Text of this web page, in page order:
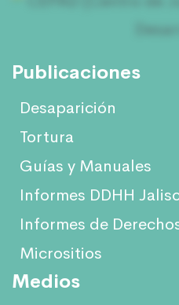
Publicaciones
Desaparición
Tortura
Guías y Manuales
Informes DDHH
Informes de
Micrositios
Medios